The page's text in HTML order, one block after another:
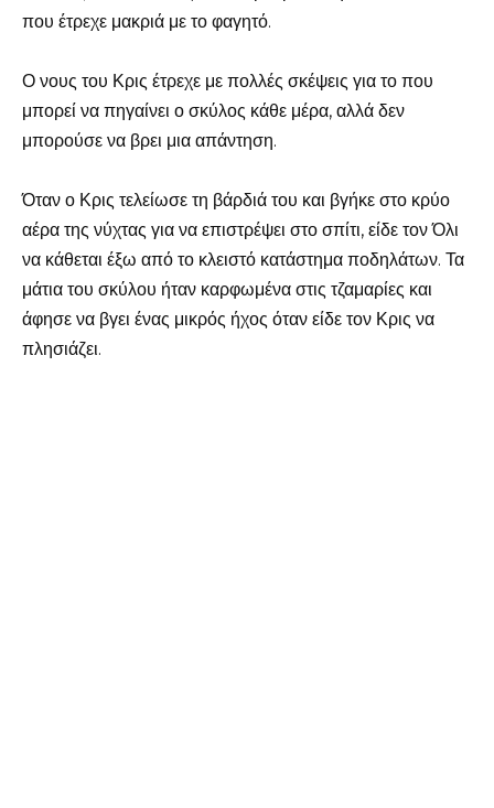
που έτρεχε μακριά με το φαγητό.
Ο νους του Κρις έτρεχε με πολλές σκέψεις για το που
μπορεί να πηγαίνει ο σκύλος κάθε μέρα, αλλά δεν
μπορούσε να βρει μια απάντηση.
Όταν ο Κρις τελείωσε τη βάρδιά του και βγήκε στο κρύο
αέρα της νύχτας για να επιστρέψει στο σπίτι, είδε τον Όλι
να κάθεται έξω από το κλειστό κατάστημα ποδηλάτων. Τα
μάτια του σκύλου ήταν καρφωμένα στις τζαμαρίες και
άφησε να βγει ένας μικρός ήχος όταν είδε τον Κρις να
πλησιάζει.